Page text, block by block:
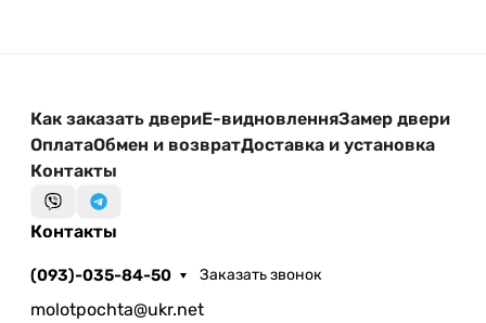
Как заказать двериЕ-видновленняЗамер двери
ОплатаОбмен и возвратДоставка и установка
Контакты
Контакты
(093)-035-84-50 Заказать звонок
molotpochta@ukr.net